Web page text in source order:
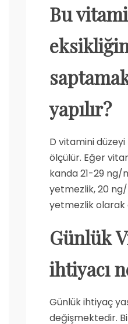
Bu
yapılır?
D vitamini
ölçülür. Eğer
kanda 21-29 ng/
yetmezlik, 20 ng/
yetmezlik olarak
Günlük
ihtiyacı
Günlük ihtiyaç
değişmektedir.